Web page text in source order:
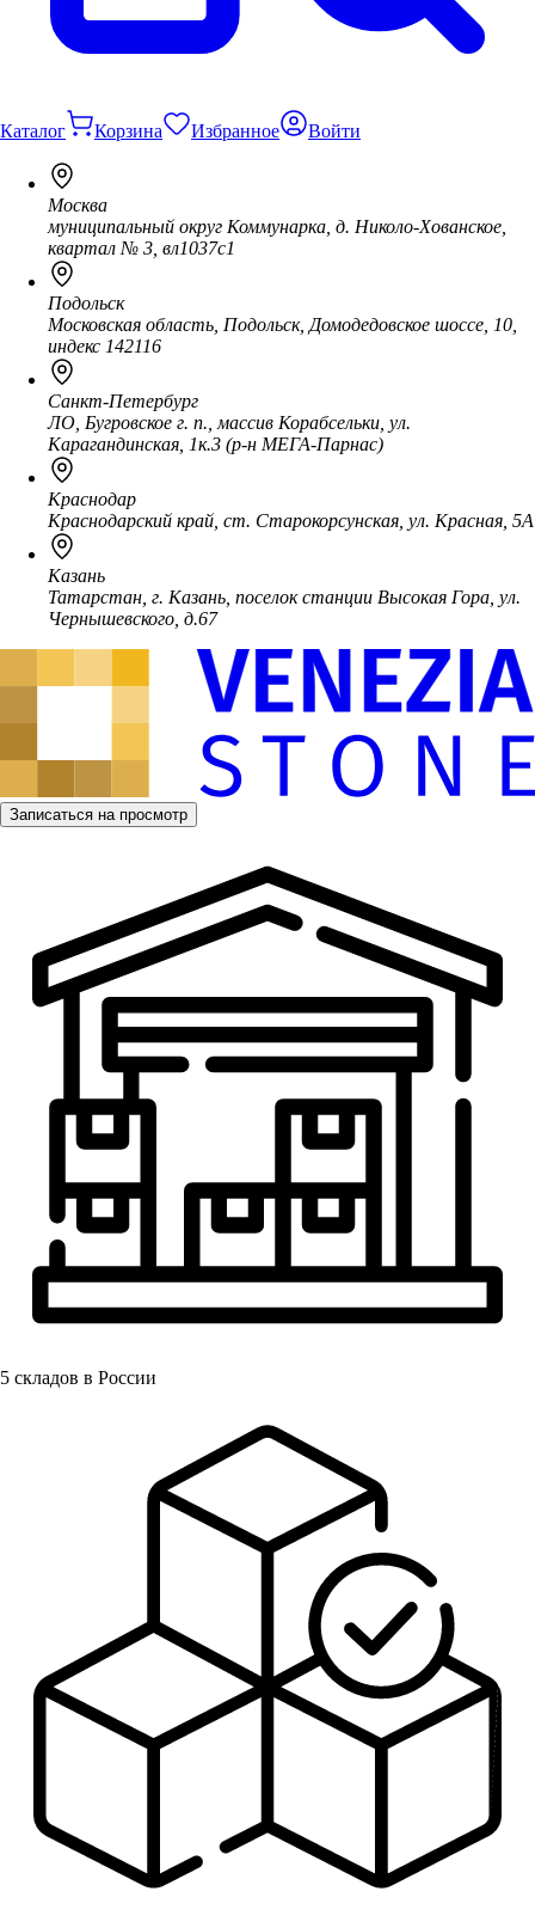
Каталог Корзина Избранное Войти
Москва
муниципальный округ Коммунарка, д. Николо-Хованское,
квартал № 3, вл1037с1
Подольск
Московская область, Подольск, Домодедовское шоссе, 10,
индекс 142116
Санкт-Петербург
ЛО, Бугровское г. п., массив Корабсельки, ул.
Карагандинская, 1к.3 (р-н МЕГА-Парнас)
Краснодар
Краснодарский край, ст. Старокорсунская, ул. Красная, 5А
Казань
Татарстан, г. Казань, поселок станции Высокая Гора, ул.
Чернышевского, д.67
Записаться на просмотр
5 складов в России